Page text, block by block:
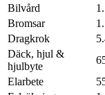
Bilvård
Bromsar
Dragkrok
Däck, hjul &
hjulbyte
Elarbete